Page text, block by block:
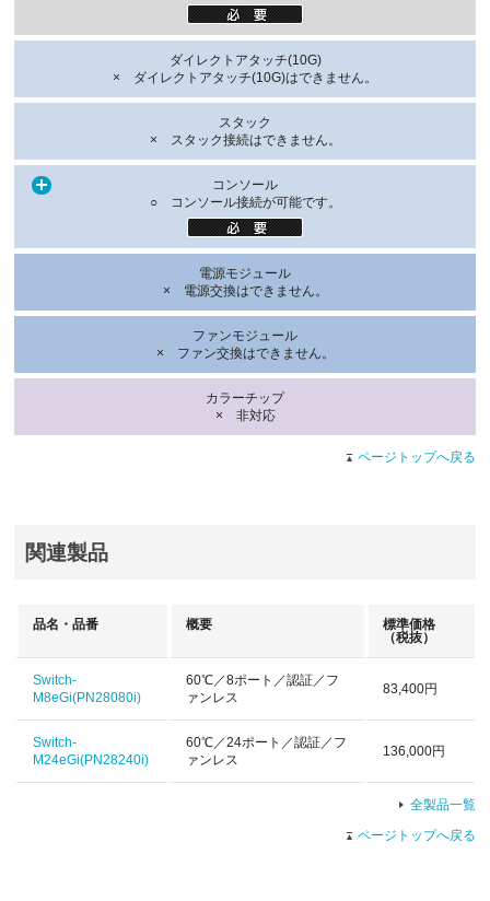
ダイレクトアタッチ(10G)
× ダイレクトアタッチ(10G)はできません。
スタック
× スタック接続はできません。
コンソール
○ コンソール接続が可能です。
電源モジュール
× 電源交換はできません。
ファンモジュール
× ファン交換はできません。
カラーチップ
× 非対応
ページトップへ戻る
関連製品
品名・品番 概要
標準価格
（税抜）
Switch-
M8eGi(PN28080i)
60℃／8ポート／認証／フ
ァンレス
83,400円
Switch-
M24eGi(PN28240i)
60℃／24ポート／認証／フ
ァンレス
136,000円
全製品一覧
ページトップへ戻る